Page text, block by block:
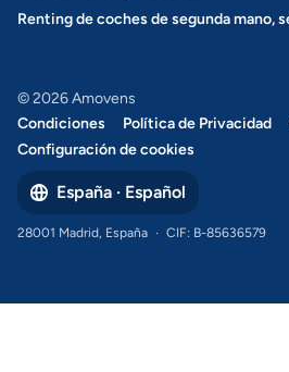
Renting de coches de segunda mano,
© 2026 Amovens
Condiciones
Política de Privacidad
Configuración de cookies
España · Español
28001 Madrid, España · CIF: B-85636579